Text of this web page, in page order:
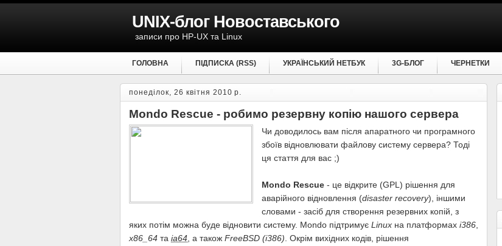
UNIX-блог Новоставського
записи про HP-UX та Linux
ГОЛОВНА ПІДПИСКА (RSS) УКРАЇНСЬКИЙ НЕТБУК 3G-БЛОГ ЧЕРНЕТКИ
понеділок, 26 квітня 2010 р.
Mondo Rescue - робимо резервну копію нашого сервера
Чи доводилось вам після апаратного чи програмного
збоїв відновлювати файлову систему сервера? Тоді
ця стаття для вас ;)
Mondo Rescue - це відкрите (GPL) рішення для
аварійного відновлення (disaster recovery), іншими
словами - засіб для створення резервних копій, з
яких потім можна буде відновити систему. Mondo підтримує Linux на платформах i386
x86_64 та ia64 , а також FreeBSD (i386) . Окрім вихідних кодів, рішення